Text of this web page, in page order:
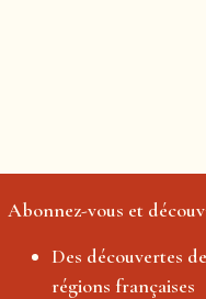
Abonnez-vous et
Des découvertes
régions françaises